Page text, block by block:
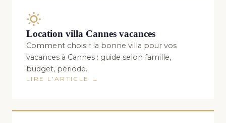
Location villa Cannes vacances
Comment choisir la bonne villa pour vos
vacances à Cannes : guide selon famille,
budget, période.
LIRE L'ARTICLE →